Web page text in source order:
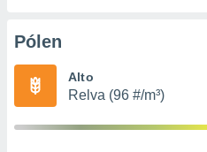
através
Pólen
Alto
Relva (96 #/m³)